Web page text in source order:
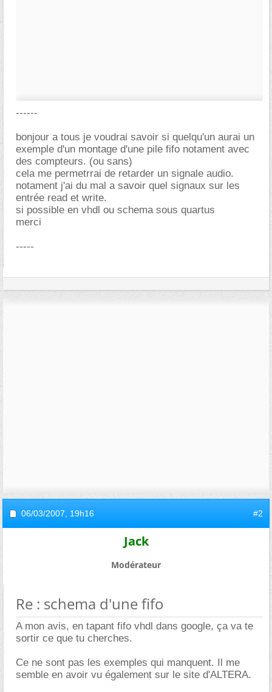
------
bonjour a tous je voudrai savoir si quelqu'un aurai un
exemple d'un montage d'une pile fifo notament avec
des compteurs. (ou sans)
cela me permetrrai de retarder un signale audio.
notament j'ai du mal a savoir quel signaux sur les
entrée read et write.
si possible en vhdl ou schema sous quartus
merci
-----
06/03/2007, 19h16 #2
Jack
Modérateur
Re : schema d'une fifo
A mon avis, en tapant fifo vhdl dans google, ça va te
sortir ce que tu cherches.
Ce ne sont pas les exemples qui manquent. Il me
semble en avoir vu également sur le site d'ALTERA.